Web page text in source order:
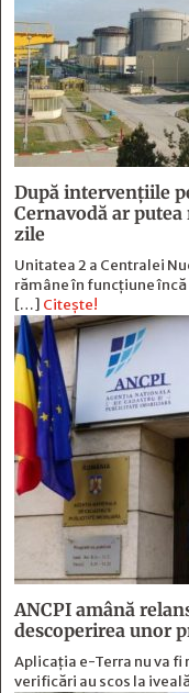
După intervențiile
Cernavodă ar
zile
Unitatea 2 a Centralei
rămâne în funcțiune
[…] Citește!
ANCPI amână
descoperirea unor
Aplicația e-Terra nu va
verificări au scos la